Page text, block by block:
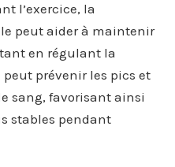
l’exercice, la
peut aider à maintenir
en régulant la
prévenir les pics et
sang, favorisant ainsi
stables pendant